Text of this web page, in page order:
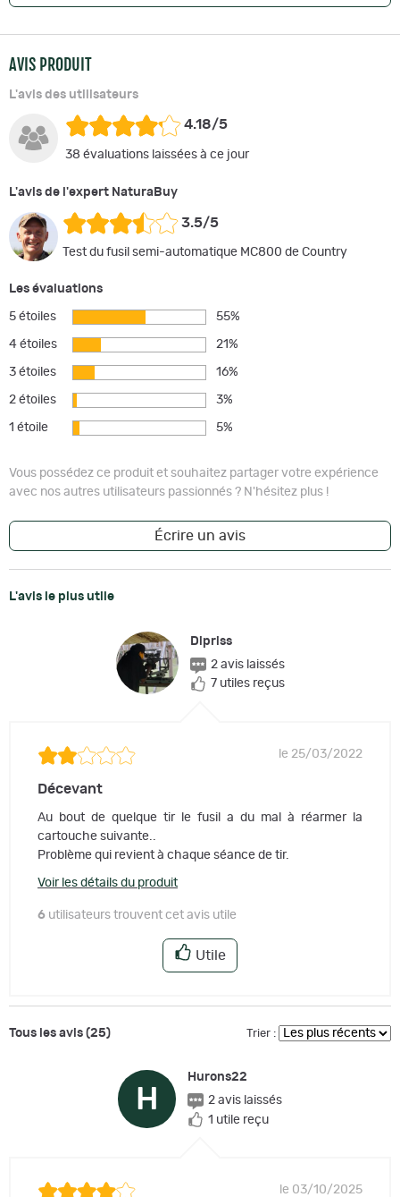
AVIS PRODUIT
L'avis des utilisateurs
4.18/5
38 évaluations laissées à ce jour
L'avis de l'expert NaturaBuy
3.5/5
Test du fusil semi-automatique MC800 de Country
Les évaluations
5 étoiles 55%
4 étoiles 21%
3 étoiles 16%
2 étoiles 3%
1 étoile 5%
Vous possédez ce produit et souhaitez partager votre expérience
avec nos autres utilisateurs passionnés ? N'hésitez plus !
Écrire un avis
L'avis le plus utile
Dipriss
2 avis laissés
7 utiles reçus
le 25/03/2022
Décevant
Au bout de quelque tir le fusil a du mal à réarmer la
cartouche suivante..
Problème qui revient à chaque séance de tir.
Voir les détails du produit
6 utilisateurs trouvent cet avis utile
Utile
Tous les avis (25) Trier :
H
Hurons22
2 avis laissés
1 utile reçu
le 03/10/2025